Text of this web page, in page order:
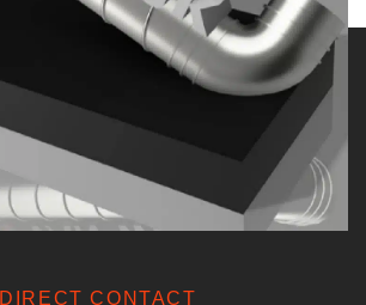
DIRECT CONTACT